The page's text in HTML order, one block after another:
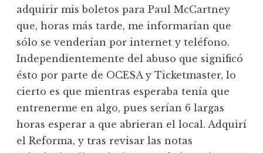
adquirir mis boletos para Paul McCartney
que, horas más tarde, me informarían que
sólo se venderían por internet y teléfono.
Independientemente del abuso que significó
ésto por parte de OCESA y Ticketmaster, lo
cierto es que mientras esperaba tenía que
entrenerme en algo, pues serían 6 largas
horas esperar a que abrieran el local. Adquirí
el Reforma, y tras revisar las notas